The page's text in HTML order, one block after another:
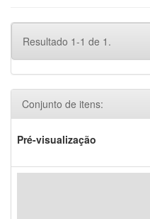
Resultado 1-1 de 1.
Conjunto de itens:
Pré-visualização